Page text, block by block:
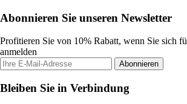
Abonnieren Sie unseren Newsletter
Profitieren Sie von 10% Rabatt, wenn Sie sich
anmelden
Abonnieren
Bleiben Sie in Verbindung